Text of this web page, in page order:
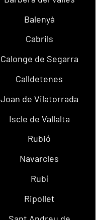
Balenyà
Cabrils
Calonge de Segarra
Calldetenes
Joan de Vilatorrada
Iscle de Vallalta
Rubió
Navarcles
Rubí
Ripollet